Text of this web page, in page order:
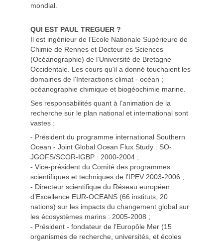
mondial.
QUI EST PAUL TREGUER ?
Il est ingénieur de l’Ecole Nationale Supérieure de
Chimie de Rennes et Docteur es Sciences
(Océanographie) de l’Université de Bretagne
Occidentale. Les cours qu'il a donné touchaient les
domaines de l'Interactions climat - océan ;
océanographie chimique et biogéochimie marine.
Ses responsabilités quant à l’animation de la
recherche sur le plan national et international sont
vastes :
- Président du programme international Southern
Ocean - Joint Global Ocean Flux Study : SO-
JGOFS/SCOR-IGBP : 2000-2004 ;
- Vice-président du Comité des programmes
scientifiques et techniques de l’IPEV 2003-2006 ;
- Directeur scientifique du Réseau européen
d’Excellence EUR-OCEANS (66 instituts, 20
nations) sur les impacts du changement global sur
les écosystèmes marins : 2005-2008 ;
- Président - fondateur de l’Europôle Mer (15
organismes de recherche, universités, et écoles